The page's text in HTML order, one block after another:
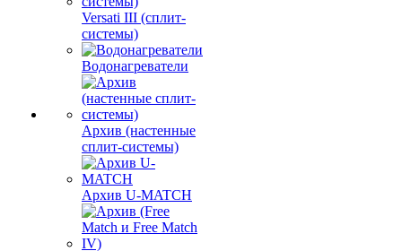
Versati III (сплит-
системы)
Водонагреватели
Архив (настенные
сплит-системы)
Архив U-MATCH